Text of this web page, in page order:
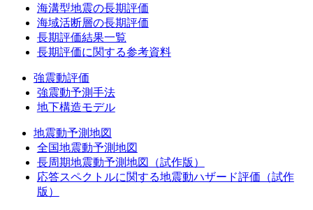
海溝型地震の長期評価
海域活断層の長期評価
長期評価結果一覧
長期評価に関する参考資料
強震動評価
強震動予測手法
地下構造モデル
地震動予測地図
全国地震動予測地図
長周期地震動予測地図（試作版）
応答スペクトルに関する地震動ハザード評価（試作
版）